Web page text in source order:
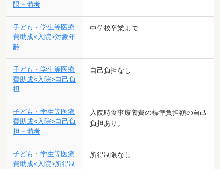
限－備考
子ども・学生等医療
費助成<入院>対象年
齢
中学校卒業まで
子ども・学生等医療
費助成<入院>自己負
担
自己負担なし
子ども・学生等医療
費助成<入院>自己負
担－備考
入院時食事療養費の標準負担額の自己
負担あり。
子ども・学生等医療
費助成<入院>所得制
所得制限なし